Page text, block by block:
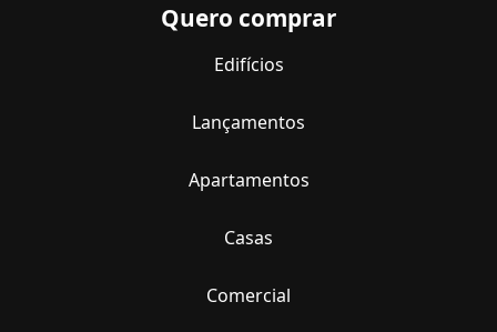
Quero comprar
Edifícios
Lançamentos
Apartamentos
Casas
Comercial